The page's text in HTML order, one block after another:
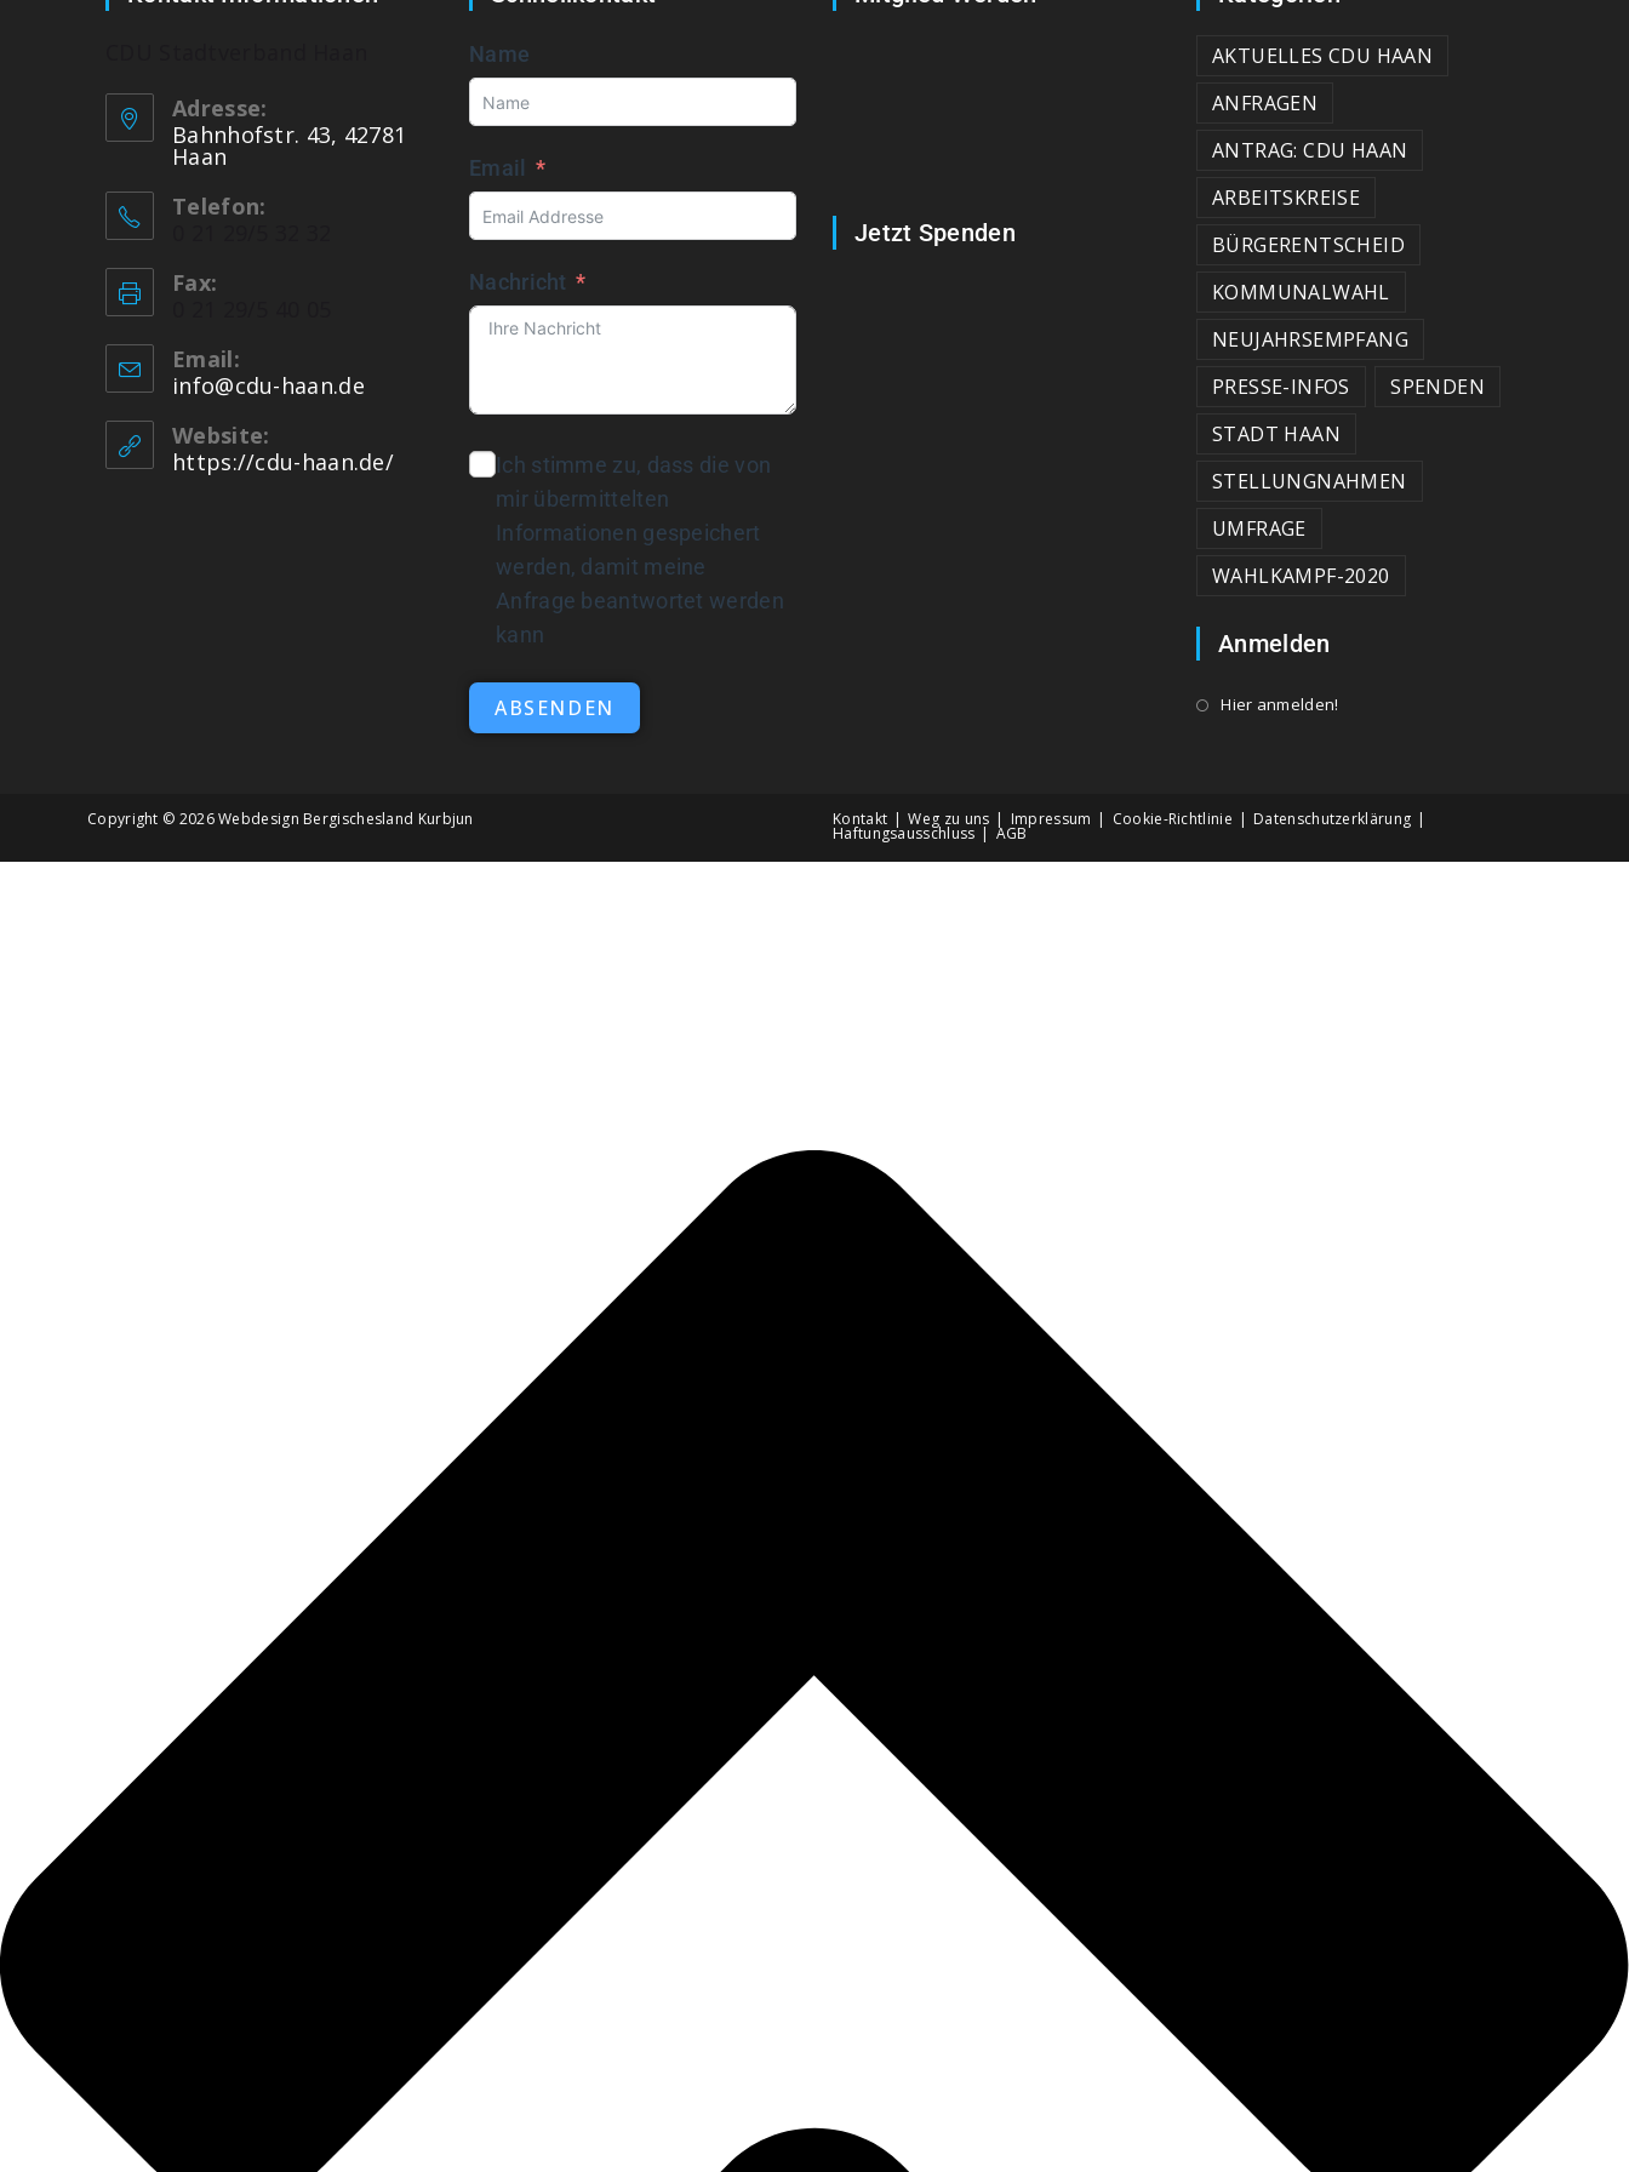
Adresse:
Bahnhofstr. 43, 42781
Haan
Telefon:
Fax:
Email:
info@cdu-haan.de
Website:
https://cdu-haan.de/
Name
Email
Nachricht
Ich stimme zu, dass die von
mir übermittelten
Informationen gespeichert
werden, damit meine
Anfrage beantwortet werden
kann
ABSENDEN
Jetzt Spenden
AKTUELLES CDU HAAN
ANFRAGEN
ANTRAG: CDU HAAN
ARBEITSKREISE
BÜRGERENTSCHEID
KOMMUNALWAHL
NEUJAHRSEMPFANG
PRESSE-INFOS
SPENDEN
STADT HAAN
STELLUNGNAHMEN
UMFRAGE
WAHLKAMPF-2020
Anmelden
Hier anmelden!
Kontakt Weg zu uns Impressum Cookie-Richtlinie Datenschutzerklärung
Haftungsausschluss AGB
Copyright © 2026Webdesign Bergischesland Kurbjun